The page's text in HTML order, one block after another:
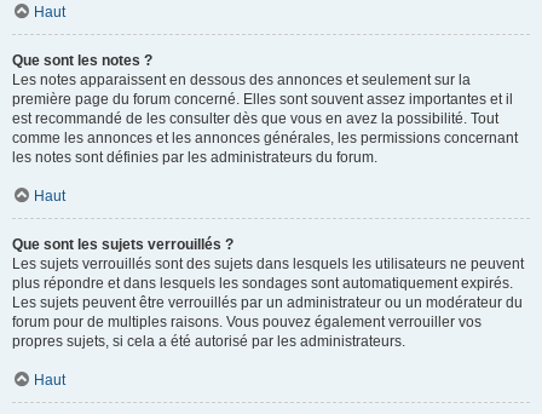
Haut
Que sont les notes ?
Les notes apparaissent en dessous des annonces et seulement sur la
première page du forum concerné. Elles sont souvent assez importantes et il
est recommandé de les consulter dès que vous en avez la possibilité. Tout
comme les annonces et les annonces générales, les permissions concernant
les notes sont définies par les administrateurs du forum.
Haut
Que sont les sujets verrouillés ?
Les sujets verrouillés sont des sujets dans lesquels les utilisateurs ne peuvent
plus répondre et dans lesquels les sondages sont automatiquement expirés.
Les sujets peuvent être verrouillés par un administrateur ou un modérateur du
forum pour de multiples raisons. Vous pouvez également verrouiller vos
propres sujets, si cela a été autorisé par les administrateurs.
Haut